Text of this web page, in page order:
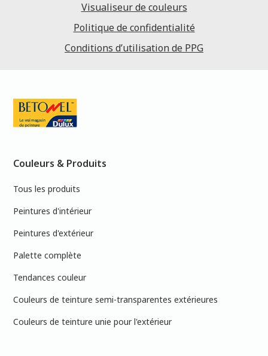
Visualiseur de couleurs
Politique de confidentialité
Conditions d’utilisation de PPG
Couleurs & Produits
Tous les produits
Peintures d'intérieur
Peintures d'extérieur
Palette complète
Tendances couleur
Couleurs de teinture semi-transparentes extérieures
Couleurs de teinture unie pour l'extérieur